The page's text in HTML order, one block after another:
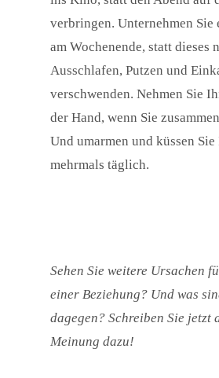
verbringen. Unternehmen Sie
am Wochenende, statt dieses
Ausschlafen, Putzen und
verschwenden. Nehmen Sie
der Hand, wenn Sie
Und umarmen und küssen
mehrmals täglich.
Sehen Sie weitere Ursachen
einer Beziehung? Und was
dagegen? Schreiben Sie jetzt
Meinung dazu!